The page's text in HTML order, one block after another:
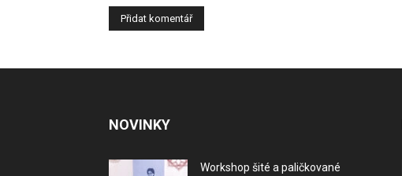
NOVINKY
Workshop šité a paličkované